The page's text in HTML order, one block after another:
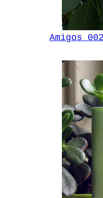
Amigos